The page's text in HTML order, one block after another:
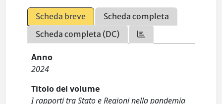
Scheda breve
Scheda completa
Scheda completa (DC)
Anno
2024
Titolo del volume
I rapporti tra Stato e Regioni nella pandemia